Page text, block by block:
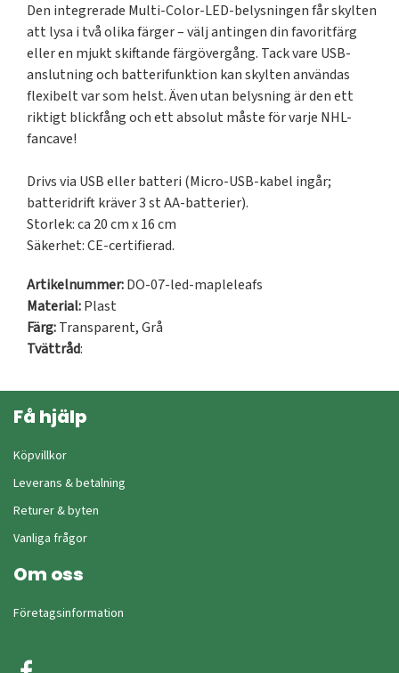
Den integrerade Multi-Color-LED-belysningen får skylten
att lysa i två olika färger – välj antingen din favoritfärg
eller en mjukt skiftande färgövergång. Tack vare USB-
anslutning och batterifunktion kan skylten användas
flexibelt var som helst. Även utan belysning är den ett
riktigt blickfång och ett absolut måste för varje NHL-
fancave!
Drivs via USB eller batteri (Micro-USB-kabel ingår;
batteridrift kräver 3 st AA-batterier).
Storlek: ca 20 cm x 16 cm
Säkerhet: CE-certifierad.
Artikelnummer:DO-07-led-mapleleafs
Material:Plast
Färg:Transparent,Grå
Tvättråd:
Få hjälp
Köpvillkor
Leverans & betalning
Returer & byten
Vanliga frågor
Om oss
Företagsinformation